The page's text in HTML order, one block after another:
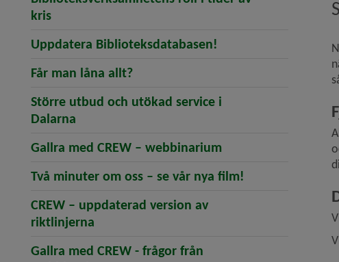
kris(öppnar artikeln Biblioteksverksamhetens roll i
Uppdatera Biblioteksdatabasen! (öppnar artikeln
Får man låna allt?(öppnar artikeln Får man låna allt?)
Större utbud och utökad service i
Dalarna (öppnar artikeln Större utbud och utökad
Gallra med CREW – webbinarium(öppnar artikeln
Två minuter om oss – se vår nya film! (öppnar
CREW – uppdaterad version av
riktlinjerna (öppnar artikeln CREW – uppdaterad
Gallra med CREW - frågor från